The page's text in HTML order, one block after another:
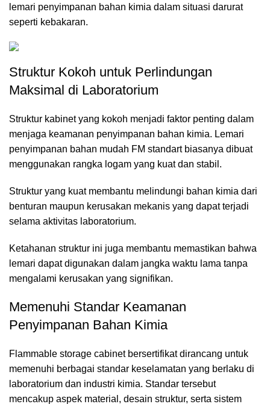
lemari penyimpanan bahan kimia dalam situasi darurat
seperti kebakaran.
Struktur Kokoh untuk Perlindungan
Maksimal di Laboratorium
Struktur kabinet yang kokoh menjadi faktor penting dalam
menjaga keamanan penyimpanan bahan kimia. Lemari
penyimpanan bahan mudah FM standart biasanya dibuat
menggunakan rangka logam yang kuat dan stabil.
Struktur yang kuat membantu melindungi bahan kimia dari
benturan maupun kerusakan mekanis yang dapat terjadi
selama aktivitas laboratorium.
Ketahanan struktur ini juga membantu memastikan bahwa
lemari dapat digunakan dalam jangka waktu lama tanpa
mengalami kerusakan yang signifikan.
Memenuhi Standar Keamanan
Penyimpanan Bahan Kimia
Flammable storage cabinet bersertifikat dirancang untuk
memenuhi berbagai standar keselamatan yang berlaku di
laboratorium dan industri kimia. Standar tersebut
mencakup aspek material, desain struktur, serta sistem